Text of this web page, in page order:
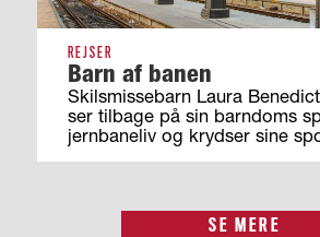
REJSER
Barn af banen
Skilsmissebarn Laura
ser tilbage på sin barndoms
jernbaneliv og krydser sine
SE MERE